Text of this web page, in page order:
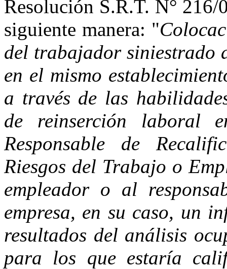
Resolución S.R.T. N° 216/
siguiente manera: "
del trabajador siniestrado
en el mismo
a través de las
de reinserción laboral
Responsable de
Riesgos del Trabajo o
empleador o al
empresa, en su caso, un
resultados del análisis
para los que estaría